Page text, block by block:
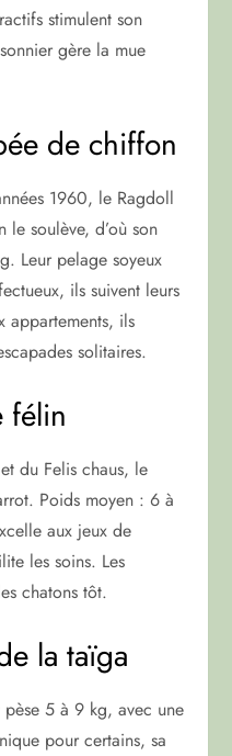
stimulent son
gère la mue
de chiffon
1960, le Ragdoll
le soulève, d’où son
Leur pelage soyeux
ils suivent leurs
appartements, ils
solitaires.
félin
du Felis chaus, le
Poids moyen : 6 à
aux jeux de
les soins. Les
chatons tôt.
la taïga
5 à 9 kg, avec une
pour certains, sa